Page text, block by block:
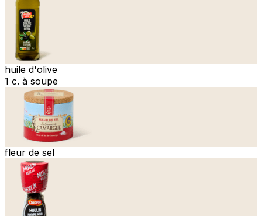
huile d'olive
1 c. à soupe
fleur de sel